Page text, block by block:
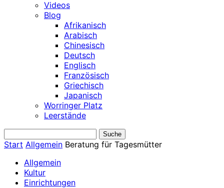
Videos
Blog
Afrikanisch
Arabisch
Chinesisch
Deutsch
Englisch
Französisch
Griechisch
Japanisch
Worringer Platz
Leerstände
Start Allgemein Beratung für Tagesmütter
Allgemein
Kultur
Einrichtungen